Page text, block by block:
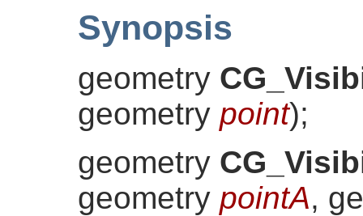
Synopsis
geometry
geometry point);
geometry
geometry pointA,